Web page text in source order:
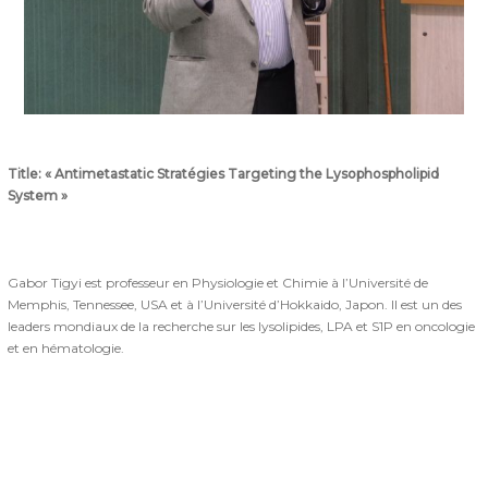
Title: « Antimetastatic Stratégies Targeting the Lysophospholipid
System »
Gabor Tigyi est professeur en Physiologie et Chimie à l’Université de
Memphis, Tennessee, USA et à l’Université d’Hokkaido, Japon. Il est un des
leaders mondiaux de la recherche sur les lysolipides, LPA et S1P en oncologie
et en hématologie.